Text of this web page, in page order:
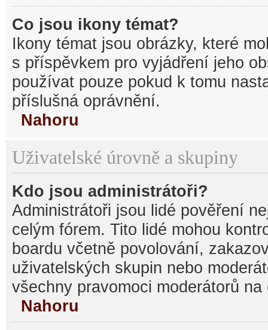
Co jsou ikony témat?
Ikony témat jsou obrázky, které
s příspěvkem pro vyjádření jeho
používat pouze pokud k tomu
příslušná oprávnění.
Nahoru
Uživatelské úrovně a skupiny
Kdo jsou administrátoři?
Administrátoři jsou lidé pověření
celým fórem. Tito lidé mohou
boardu včetně povolování,
uživatelských skupin nebo
všechny pravomoci moderátorů na
Nahoru